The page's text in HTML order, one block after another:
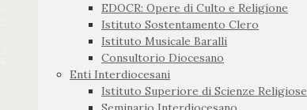
EDOCR: Opere di Culto e Religione
Istituto Sostentamento Clero
Istituto Musicale Baralli
Consultorio Diocesano
Enti Interdiocesani
Istituto Superiore di Scienze Religiose